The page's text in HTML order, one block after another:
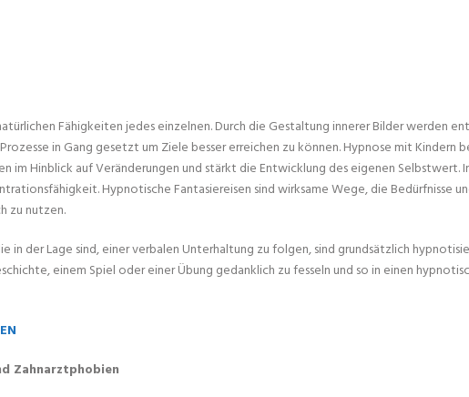
Fähigkeiten jedes einzelnen. Durch die Gestaltung innerer Bilder werden
in Gang gesetzt um Ziele besser erreichen zu können. Hypnose mit Kindern
im Hinblick auf Veränderungen und stärkt die Entwicklung des eigenen Selbstwert.
Hypnotische Fantasiereisen sind wirksame Wege, die Bedürfnisse
zu nutzen.
in der Lage sind, einer verbalen Unterhaltung zu folgen, sind grundsätzlich
einem Spiel oder einer Übung gedanklich zu fesseln und so in einen
Zahnarztphobien